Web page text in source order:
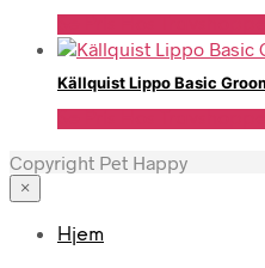
Källquist Lippo Basic
Copyright Pet Happy
×
Hjem